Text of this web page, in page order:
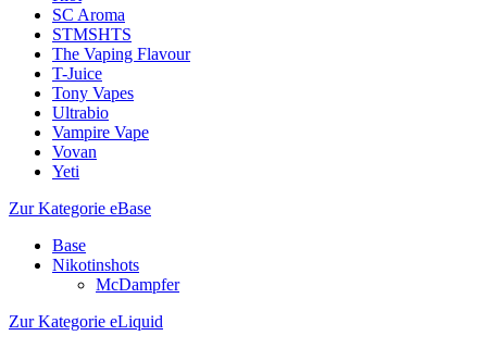
SC Aroma
STMSHTS
The Vaping Flavour
T-Juice
Tony Vapes
Ultrabio
Vampire Vape
Vovan
Yeti
Zur Kategorie eBase
Base
Nikotinshots
McDampfer
Zur Kategorie eLiquid